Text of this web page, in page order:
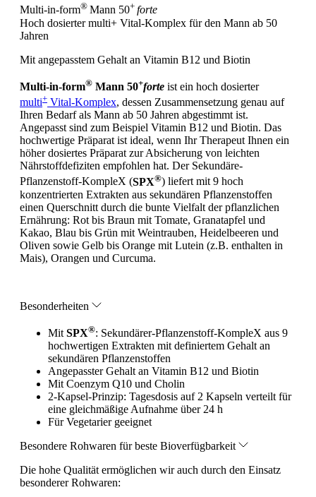
Multi-in-form® Mann 50+ forte
Hoch dosierter multi+ Vital-Komplex für den Mann ab 50
Jahren
Mit angepasstem Gehalt an Vitamin B12 und Biotin
Multi-in-form® Mann 50+forte ist ein hoch dosierter
multi+ Vital-Komplex, dessen Zusammensetzung genau auf
Ihren Bedarf als Mann ab 50 Jahren abgestimmt ist.
Angepasst sind zum Beispiel Vitamin B12 und Biotin. Das
hochwertige Präparat ist ideal, wenn Ihr Therapeut Ihnen ein
höher dosiertes Präparat zur Absicherung von leichten
Nährstoffdefiziten empfohlen hat. Der Sekundäre-
Pflanzenstoff-KompleX (SPX®) liefert mit 9 hoch
konzentrierten Extrakten aus sekundären Pflanzenstoffen
einen Querschnitt durch die bunte Vielfalt der pflanzlichen
Ernährung: Rot bis Braun mit Tomate, Granatapfel und
Kakao, Blau bis Grün mit Weintrauben, Heidelbeeren und
Oliven sowie Gelb bis Orange mit Lutein (z.B. enthalten in
Mais), Orangen und Curcuma.
Besonderheiten
Mit SPX®: Sekundärer-Pflanzenstoff-KompleX aus 9
hochwertigen Extrakten mit definiertem Gehalt an
sekundären Pflanzenstoffen
Angepasster Gehalt an Vitamin B12 und Biotin
Mit Coenzym Q10 und Cholin
2-Kapsel-Prinzip: Tagesdosis auf 2 Kapseln verteilt für
eine gleichmäßige Aufnahme über 24 h
Für Vegetarier geeignet
Besondere Rohwaren für beste Bioverfügbarkeit
Die hohe Qualität ermöglichen wir auch durch den Einsatz
besonderer Rohwaren: